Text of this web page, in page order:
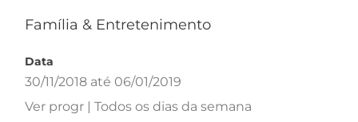
Família & Entretenimento
Data
30/11/2018 até 06/01/2019
Ver progr | Todos os dias da semana